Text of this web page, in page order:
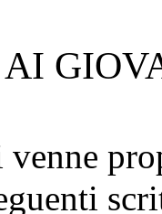
AI
venne